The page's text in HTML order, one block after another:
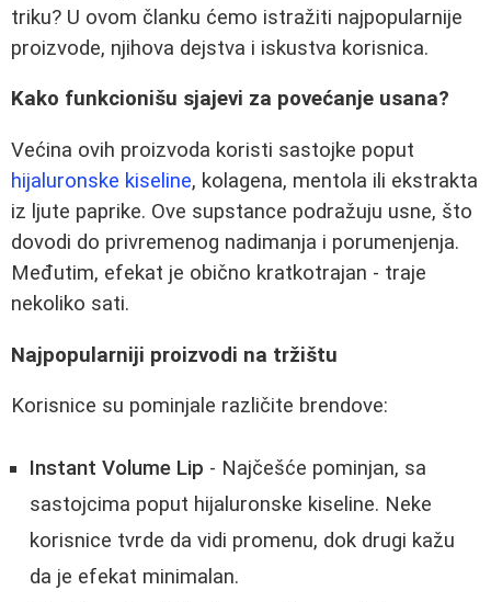
triku? U ovom članku ćemo istražiti najpopularnije
proizvode, njihova dejstva i iskustva korisnica.
Kako funkcionišu sjajevi za povećanje usana?
Većina ovih proizvoda koristi sastojke poput
hijaluronske kiseline, kolagena, mentola ili ekstrakta
iz ljute paprike. Ove supstance podražuju usne, što
dovodi do privremenog nadimanja i porumenjenja.
Međutim, efekat je obično kratkotrajan - traje
nekoliko sati.
Najpopularniji proizvodi na tržištu
Korisnice su pominjale različite brendove:
Instant Volume Lip - Najčešće pominjan, sa
sastojcima poput hijaluronske kiseline. Neke
korisnice tvrde da vidi promenu, dok drugi kažu
da je efekat minimalan.